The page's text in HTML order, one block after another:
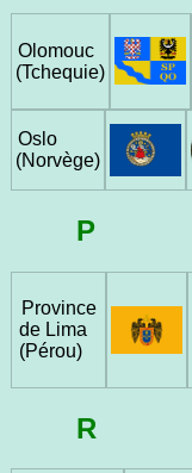
Olomouc
(Tchequie)
Oslo
(Norvège)
P
Province
de Lima
(Pérou)
R